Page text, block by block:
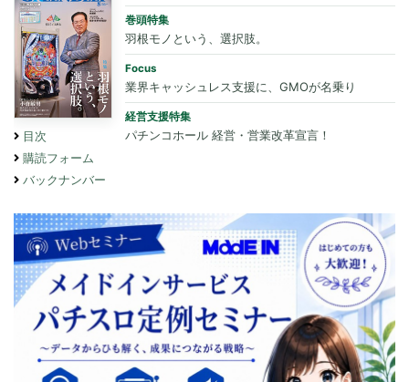
目次
購読フォーム
バックナンバー
巻頭特集
羽根モノという、選択肢。
Focus
業界キャッシュレス支援に、GMOが名乗り
経営支援特集
パチンコホール 経営・営業改革宣言！